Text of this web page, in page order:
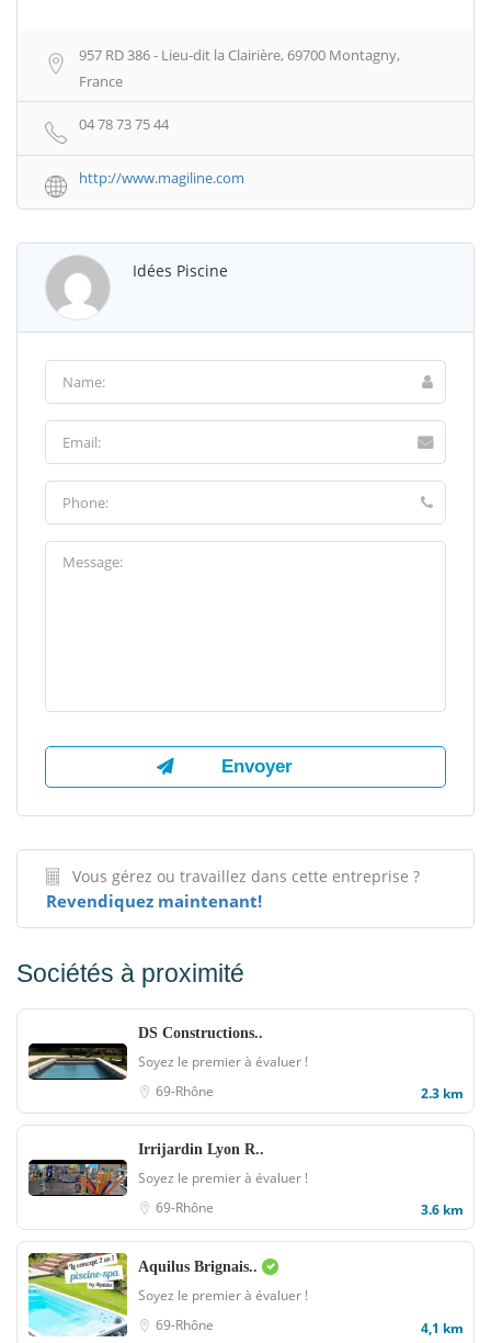
957 RD 386 - Lieu-dit la Clairière, 69700 Montagny,
France
04 78 73 75 44
http://www.magiline.com
Idées Piscine
Vous gérez ou travaillez dans cette entreprise ?
Revendiquez maintenant!
Sociétés à proximité
DS Constructions..
Soyez le premier à évaluer !
69-Rhône
2.3 km
Irrijardin Lyon R..
Soyez le premier à évaluer !
69-Rhône
3.6 km
Aquilus Brignais..
Soyez le premier à évaluer !
69-Rhône
4,1 km